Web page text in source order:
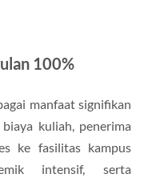
100%
manfaat signifikan
kuliah, penerima
ke fasilitas kampus
intensif, serta